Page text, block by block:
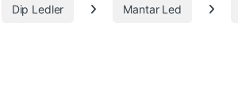
Dip Ledler Mantar Led